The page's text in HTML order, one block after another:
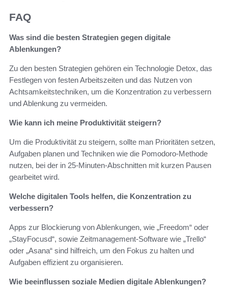
FAQ
Was sind die besten Strategien gegen digitale
Ablenkungen?
Zu den besten Strategien gehören ein Technologie Detox, das
Festlegen von festen Arbeitszeiten und das Nutzen von
Achtsamkeitstechniken, um die Konzentration zu verbessern
und Ablenkung zu vermeiden.
Wie kann ich meine Produktivität steigern?
Um die Produktivität zu steigern, sollte man Prioritäten setzen,
Aufgaben planen und Techniken wie die Pomodoro-Methode
nutzen, bei der in 25-Minuten-Abschnitten mit kurzen Pausen
gearbeitet wird.
Welche digitalen Tools helfen, die Konzentration zu
verbessern?
Apps zur Blockierung von Ablenkungen, wie „Freedom“ oder
„StayFocusd“, sowie Zeitmanagement-Software wie „Trello“
oder „Asana“ sind hilfreich, um den Fokus zu halten und
Aufgaben effizient zu organisieren.
Wie beeinflussen soziale Medien digitale Ablenkungen?